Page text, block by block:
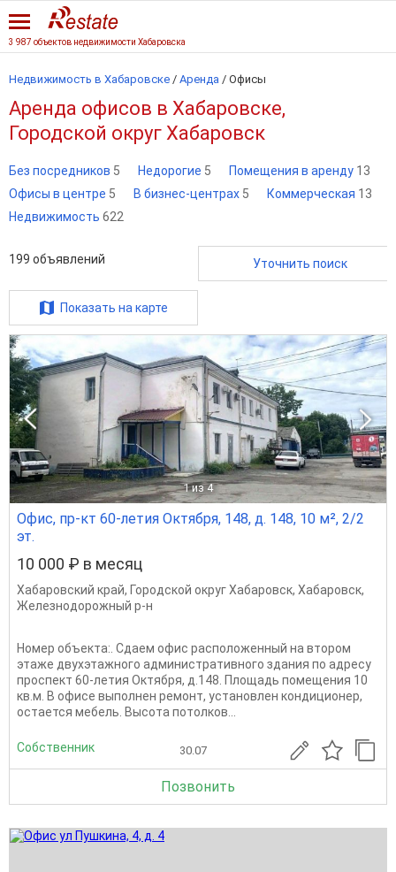
3 987 объектов недвижимости Хабаровска
Недвижимость в Хабаровске / Аренда / Офисы
Аренда офисов в Хабаровске,
Городской округ Хабаровск
Без посредников 5 Недорогие 5 Помещения в аренду 13
Офисы в центре 5 В бизнес-центрах 5 Коммерческая 13
Недвижимость 622
199 объявлений Уточнить поиск
Показать на карте
1 из 4
Офис, пр-кт 60-летия Октября, 148, д. 148, 10 м², 2/2
эт.
10 000 ₽ в месяц
Хабаровский край, Городской округ Хабаровск, Хабаровск,
Железнодорожный р-н
Номер объекта:. Сдaем офис расположенный на втором
этаже двухэтажного административного здания по адресу
проспект 60-летия Октября, д.148. Площадь помещения 10
кв.м. В офисе выполнен ремонт, установлен кондиционер,
остается мебель. Высота потолков...
Собственник 30.07
Позвонить